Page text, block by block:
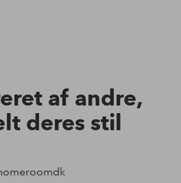
af andre,
deres stil